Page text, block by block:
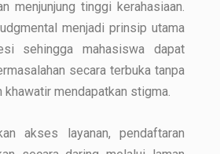
menjunjung tinggi kerahasiaan.
menjadi prinsip utama
sehingga mahasiswa dapat
secara terbuka tanpa
khawatir mendapatkan stigma.
akses layanan, pendaftaran